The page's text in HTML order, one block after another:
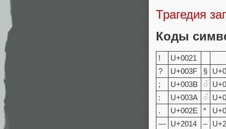
Трагедия
Коды
!
U+0021
?
U+003F §
;
U+003B ◌̀
:
U+003A ◌́
.
U+002E *
— U+2014 ‒